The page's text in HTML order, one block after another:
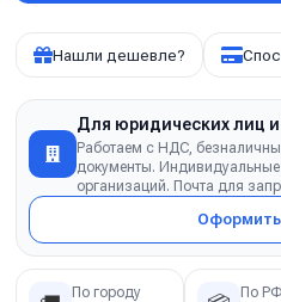
Нашли дешевле?
Для юридических лиц и
Работаем с НДС,
документы.
организаций. Почта для
Оформить
По городу По РФ